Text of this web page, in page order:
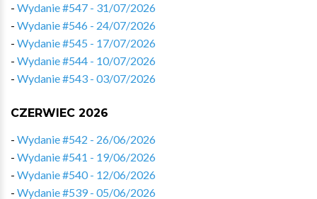
- Wydanie #547 - 31/07/2026
- Wydanie #546 - 24/07/2026
- Wydanie #545 - 17/07/2026
- Wydanie #544 - 10/07/2026
- Wydanie #543 - 03/07/2026
CZERWIEC 2026
- Wydanie #542 - 26/06/2026
- Wydanie #541 - 19/06/2026
- Wydanie #540 - 12/06/2026
- Wydanie #539 - 05/06/2026